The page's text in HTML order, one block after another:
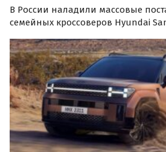
В России наладили массовые
семейных кроссоверов Hyundai
заказ, а цены на одном из сайтов
января 2026 года стартуют от 3 860
сообщает…